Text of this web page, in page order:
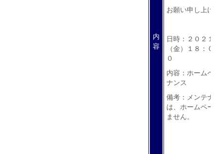
内
容
お願い申し上げ
日時：２０２１
（金）１８：
０
内容：ホームペ
ナンス
備考：メンテナ
は、ホームペー
ません。